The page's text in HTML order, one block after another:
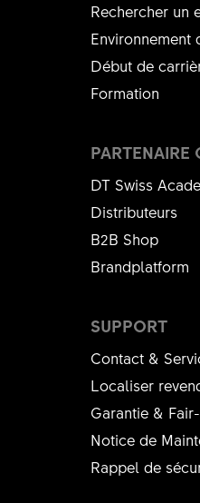
Rechercher un
Environnement
Début de
Formation
SUPPORT
Contact &
Localiser
Garantie &
Notice de
Rappel de
DT Swiss
Distributeurs
B2B Shop
Brandplatform